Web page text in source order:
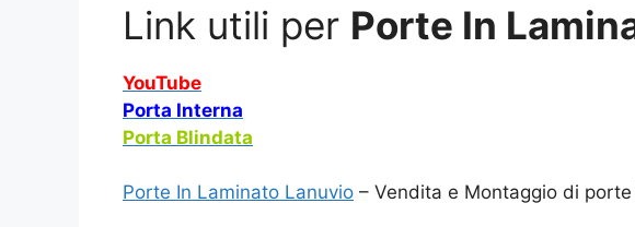
Link utili per Porte In
YouTube
Porta Interna
Porta Blindata
Porte In Laminato Lanuvio – Vendita e Montaggio di